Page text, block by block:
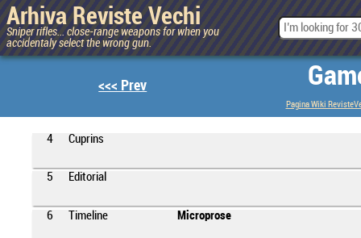
Arhiva Reviste Vechi
Sniper rifles... close-range weapons for when you
accidentaly select the wrong gun.
<<< Prev
Pagina Wiki
4 Cuprins
5 Editorial
6 Timeline Microprose